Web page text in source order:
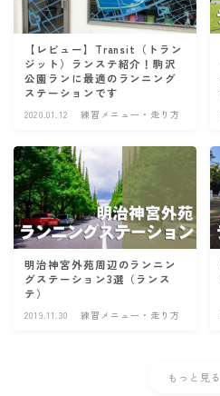
【レビュー】Transit（トラン
ジット）ランステ紹介！駒沢
公園ランに最適のランニング
ステーションです
2020.01.12 練習メニュー・走り方
明治神宮外苑周辺のランニン
グステーション3選（ランス
テ）
2019.11.30 練習メニュー・走り方
もっと見る